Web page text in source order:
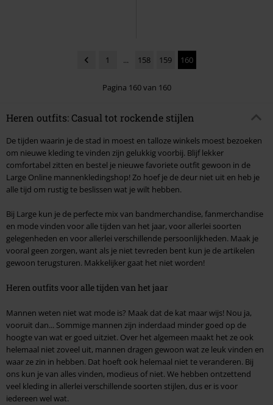
1 ... 158 159 160
Pagina 160 van 160
Heren outfits: Casual tot rockende stijlen
De tijden waarin je de stad in moest en talloze winkels moest bezoeken
om nieuwe kleding te vinden zijn gelukkig voorbij. Blijf lekker
comfortabel zitten en bestel je nieuwe favoriete outfit gewoon in de
Large Online mannenkledingshop! Zo hoef je de deur niet uit en heb je
alle tijd om rustig te beslissen wat je wilt hebben.
Bij Large kun je de perfecte mix van bandmerchandise, fanmerchandise
en mode vinden voor alle tijden van het jaar, voor allerlei soorten
gelegenheden en voor allerlei verschillende persoonlijkheden. Maak je
vooral geen zorgen, want als je niet tevreden bent kun je de artikelen
gewoon terugsturen. Makkelijker gaat het niet worden!
Heren outfits voor alle tijden van het jaar
Mannen weten niet wat mode is? Maak dat de kat maar wijs! Nou ja,
vooruit dan... Sommige mannen zijn inderdaad minder goed op de
hoogte van wat er goed uitziet. Over het algemeen maakt het ze ook
helemaal niet zoveel uit, mannen dragen gewoon wat ze leuk vinden en
waar ze zin in hebben. Dat hoeft ook helemaal niet te veranderen. Bij
ons kun je van alles vinden, modieus of niet. We hebben ontzettend
veel kleding in allerlei verschillende soorten stijlen, dus er is voor
iedereen wel wat.